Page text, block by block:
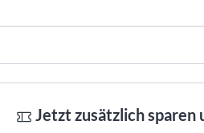
Jetzt zusätzlich sparen